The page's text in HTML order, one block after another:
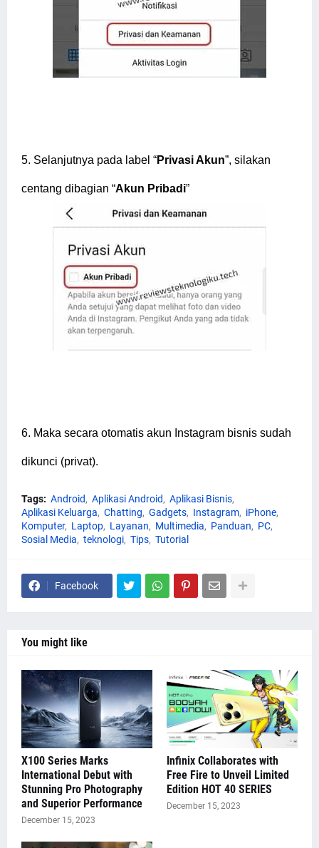
5. Selanjutnya pada label “Privasi Akun”, silakan
centang dibagian “Akun Pribadi”
6. Maka secara otomatis akun Instagram bisnis sudah
dikunci (privat).
Tags: Android Aplikasi Android
Aplikasi Bisnis
Aplikasi Keluarga
Chatting Gadgets Instagram
iPhone
Komputer
Laptop Layanan Multimedia Panduan
PC
Sosial Media
teknologi Tips Tutorial
Facebook
You might like
X100 Series Marks
International Debut with
Stunning Pro Photography
and Superior Performance
December 15, 2023
Infinix Collaborates with
Free Fire to Unveil Limited
Edition HOT 40 SERIES
December 15, 2023